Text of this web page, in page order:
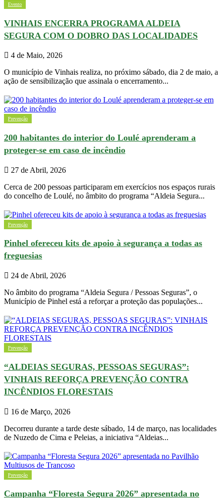
Evento
VINHAIS ENCERRA PROGRAMA ALDEIA
SEGURA COM O DOBRO DAS LOCALIDADES
4 de Maio, 2026
O município de Vinhais realiza, no próximo sábado, dia 2 de maio, a
ação de sensibilização que assinala o encerramento...
Prevenção
200 habitantes do interior do Loulé aprenderam a
proteger-se em caso de incêndio
27 de Abril, 2026
Cerca de 200 pessoas participaram em exercícios nos espaços rurais
do concelho de Loulé, no âmbito do programa “Aldeia Segura...
Prevenção
Pinhel ofereceu kits de apoio à segurança a todas as
freguesias
24 de Abril, 2026
No âmbito do programa “Aldeia Segura / Pessoas Seguras”, o
Município de Pinhel está a reforçar a proteção das populações...
Prevenção
“ALDEIAS SEGURAS, PESSOAS SEGURAS”:
VINHAIS REFORÇA PREVENÇÃO CONTRA
INCÊNDIOS FLORESTAIS
16 de Março, 2026
Decorreu durante a tarde deste sábado, 14 de março, nas localidades
de Nuzedo de Cima e Peleias, a iniciativa “Aldeias...
Prevenção
Campanha “Floresta Segura 2026” apresentada no